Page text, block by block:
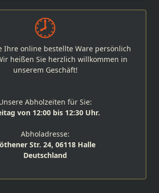
Ihre online bestellte Ware persönlich
heißen Sie herzlich willkommen in
unserem Geschäft!
Abholzeiten für Sie:
von 12:00 bis 12:30 Uhr.
Abholadresse:
Str. 24, 06118 Halle
Deutschland